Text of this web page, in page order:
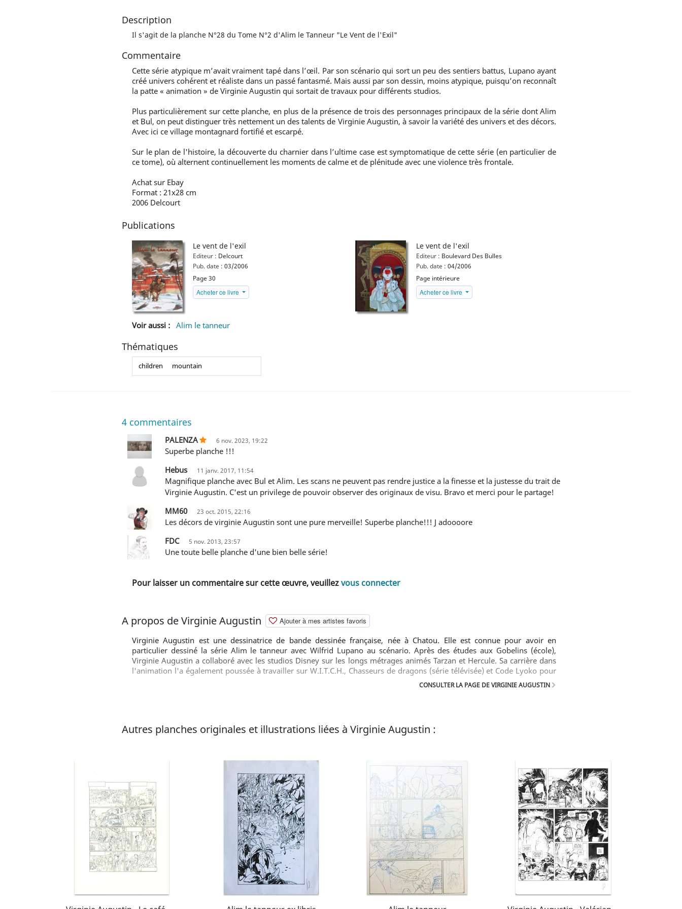
Description
Il s'agit de la planche N°28 du Tome N°2 d'Alim le Tanneur "Le Vent de l'Exil"
Commentaire
Cette série atypique m’avait vraiment tapé dans l’œil. Par son scénario qui sort un peu des sentiers battus, Lupano ayant
créé univers cohérent et réaliste dans un passé fantasmé. Mais aussi par son dessin, moins atypique, puisqu’on reconnaît
la patte « animation » de Virginie Augustin qui sortait de travaux pour différents studios.
Plus particulièrement sur cette planche, en plus de la présence de trois des personnages principaux de la série dont Alim
et Bul, on peut distinguer très nettement un des talents de Virginie Augustin, à savoir la variété des univers et des décors.
Avec ici ce village montagnard fortifié et escarpé.
Sur le plan de l'histoire, la découverte du charnier dans l’ultime case est symptomatique de cette série (en particulier de
ce tome), où alternent continuellement les moments de calme et de plénitude avec une violence très frontale.
Achat sur Ebay
Format : 21x28 cm
2006 Delcourt
Publications
Le vent de l'exil
Editeur : Delcourt
Pub. date : 03/2006
Page 30
Acheter ce livre
Le vent de l'exil
Editeur : Boulevard Des Bulles
Pub. date : 04/2006
Page intérieure
Acheter ce livre
Voir aussi : Alim le tanneur
Thématiques
children mountain
4 commentaires
PALENZA 6 nov. 2023, 19:22
Superbe planche !!!
Hebus
11 janv. 2017, 11:54
Magnifique planche avec Bul et Alim. Les scans ne peuvent pas rendre justice a la finesse et la justesse du trait de
Virginie Augustin. C'est un privilege de pouvoir observer des originaux de visu. Bravo et merci pour le partage!
MM60
23 oct. 2015, 22:16
Les décors de virginie Augustin sont une pure merveille! Superbe planche!!! J adoooore
FDC
5 nov. 2013, 23:57
Une toute belle planche d'une bien belle série!
Pour laisser un commentaire sur cette œuvre, veuillezvous connecter
A propos de Virginie Augustin Ajouter à mes artistes favoris
Virginie Augustin est une dessinatrice de bande dessinée française, née à Chatou. Elle est connue pour avoir en
particulier dessiné la série Alim le tanneur avec Wilfrid Lupano au scénario. Après des études aux Gobelins (école),
Virginie Augustin a collaboré avec les studios Disney sur les longs métrages animés Tarzan et Hercule. Sa carrière dans
l'animation l'a également poussée à travailler sur W.I.T.C.H., Chasseurs de dragons (série télévisée) et Code Lyoko pour
France 3 et sur le film animé Corto Maltese. Peu après Corto Maltese, en 2003, elle rejoint l'univers de la bande dessinée
et dessine les quatre tomes de la série Alim le tanneur, scénarisée par Wilfrid Lupano qui remporte un vif succès
CONSULTER LA PAGE DE VIRGINIE AUGUSTIN
Autres planches originales et illustrations liées à Virginie Augustin :